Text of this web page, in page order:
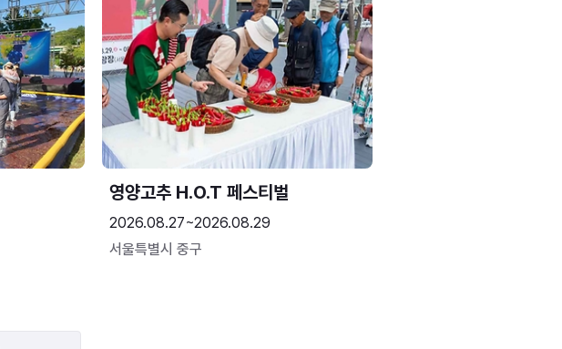
영양고추 H.O.T 페스티벌
2026.08.27~2026.08.29
서울특별시 중구